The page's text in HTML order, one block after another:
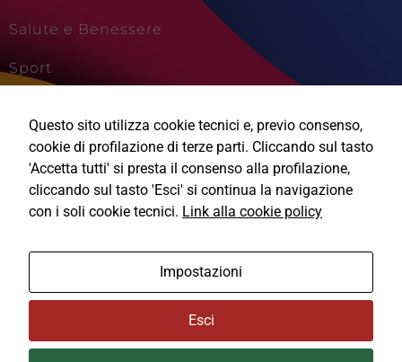
Salute e Benessere
Sport
Viaggi e Vacanze
Ⓒ2026, Technical Design s.r.l.
Informativa Privacy
Cookie Policy
Questo sito utilizza cookie tecnici e, previo consenso,
cookie di profilazione di terze parti. Cliccando sul tasto
'Accetta tutti' si presta il consenso alla profilazione,
cliccando sul tasto 'Esci' si continua la navigazione
con i soli cookie tecnici. Link alla cookie policy
Impostazioni
Esci